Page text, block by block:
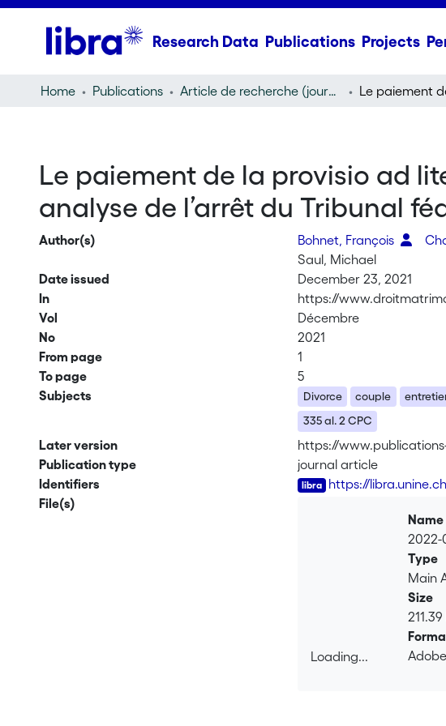
Research Data Publications Projects
Home Publications Article de recherche (journal article)
Le paiement de la provisio ad
analyse de l’arrêt du Tribunal
Author(s) Bohnet, François
Saul, Michael
Date issued
December 23, 2021
In
https://
Vol
Décembre
No
2021
From page
1
To page
5
Subjects
Divorce couple
335 al. 2 CPC
Later version
https://
Publication type
journal article
Identifiers
https://
File(s)
Loading...
Name
2022-
Type
Main
Size
211.39